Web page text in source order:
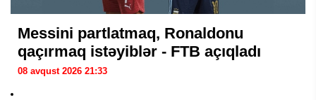
Messini partlatmaq, Ronaldonu
qaçırmaq istəyiblər - FTB açıqladı
08 avqust 2026 21:33